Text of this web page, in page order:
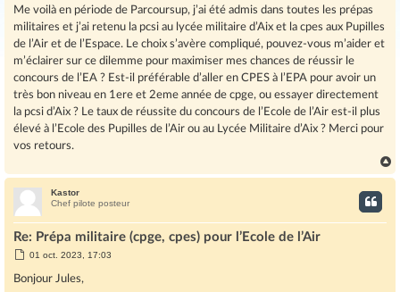
Me voilà en période de Parcoursup, j’ai été admis dans toutes les prépas
militaires et j’ai retenu la pcsi au lycée militaire d’Aix et la cpes aux Pupilles
de l’Air et de l’Espace. Le choix s’avère compliqué, pouvez-vous m’aider et
m’éclairer sur ce dilemme pour maximiser mes chances de réussir le
concours de l’EA ? Est-il préférable d’aller en CPES à l’EPA pour avoir un
très bon niveau en 1ere et 2eme année de cpge, ou essayer directement
la pcsi d’Aix ? Le taux de réussite du concours de l’Ecole de l’Air est-il plus
élevé à l’Ecole des Pupilles de l’Air ou au Lycée Militaire d’Aix ? Merci pour
vos retours.
a
Kastor
Chef pilote posteur
Re: Prépa militaire (cpge, cpes) pour l’Ecole de l’Air
M
s
s
01 oct. 2023, 17:03
Bonjour Jules,